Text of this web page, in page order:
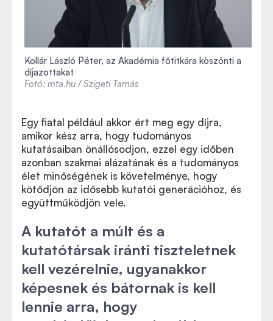
Kollár László Péter, az Akadémia főtitkára köszönti a
díjazottakat
Fotó: mta.hu / Szigeti Tamás
Egy fiatal például akkor ért meg egy díjra,
amikor kész arra, hogy tudományos
kutatásaiban önállósodjon, ezzel egy időben
azonban szakmai alázatának és a tudományos
élet minőségének is követelménye, hogy
kötődjön az idősebb kutatói generációhoz, és
együttműködjön vele.
A kutatót a múlt és a
kutatótársak iránti tiszteletnek
kell vezérelnie, ugyanakkor
képesnek és bátornak is kell
lennie arra, hogy